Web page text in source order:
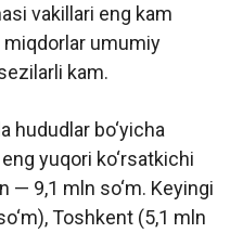
vakillari eng kam
miqdorlar umumiy
kam.
hududlar bo‘yicha
yuqori ko‘rsatkichi
— 9,1 mln so‘m. Keyingi
Toshkent (5,1 mln